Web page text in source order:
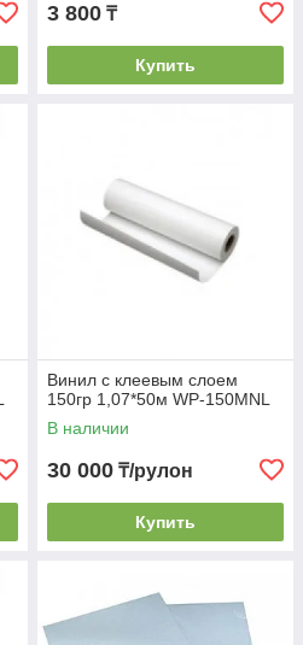
3 800 ₸
Купить
Винил с клеевым слоем
150гр 1,07*50м WP-150MNL
В наличии
30 000 ₸/рулон
Купить